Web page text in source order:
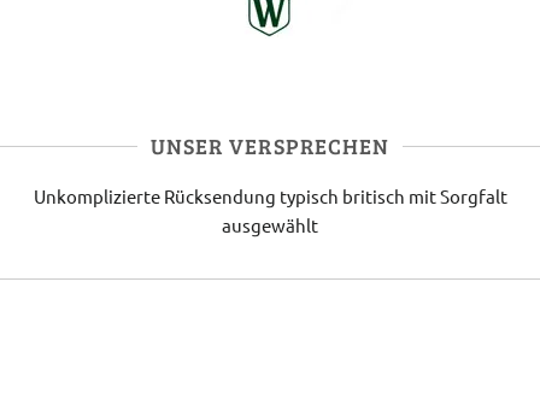
UNSER VERSPRECHEN
Unkomplizierte Rücksendung typisch britisch mit Sorgfalt
ausgewählt